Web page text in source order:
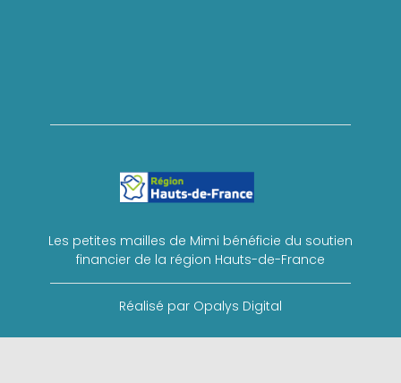
Les petites mailles de Mimi bénéficie du soutien
financier de la région Hauts-de-France
Réalisé par Opalys Digital